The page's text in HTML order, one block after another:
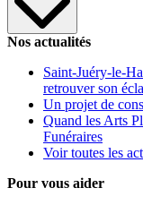
Nos actualités
Saint-Juéry-le-
retrouver son
Un projet de
Quand les Arts
Funéraires
Voir toutes les
Pour vous aider